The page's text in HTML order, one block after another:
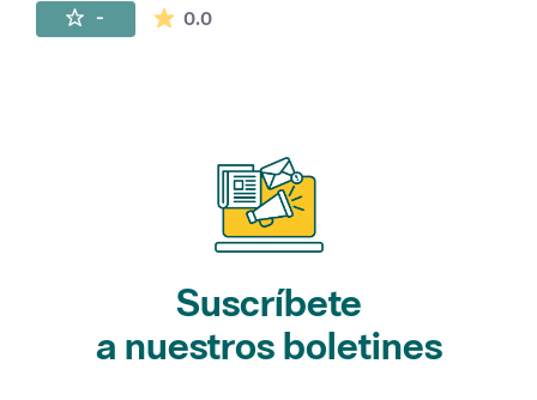
- 0.0La valoración media es de 0 estrellas de
Suscríbete
a nuestros boletines